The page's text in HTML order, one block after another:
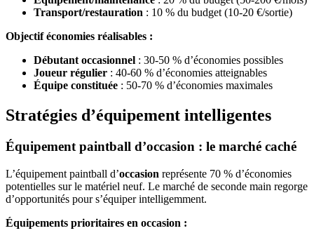
Transport/restauration : 10 % du budget (10-20 €/sortie)
Objectif économies réalisables :
Débutant occasionnel : 30-50 % d’économies possibles
Joueur régulier : 40-60 % d’économies atteignables
Équipe constituée : 50-70 % d’économies maximales
Stratégies d’équipement intelligentes
Équipement paintball d’occasion : le marché caché
L’équipement paintball d’occasion représente 70 % d’économies
potentielles sur le matériel neuf. Le marché de seconde main regorge
d’opportunités pour s’équiper intelligemment.
Équipements prioritaires en occasion :